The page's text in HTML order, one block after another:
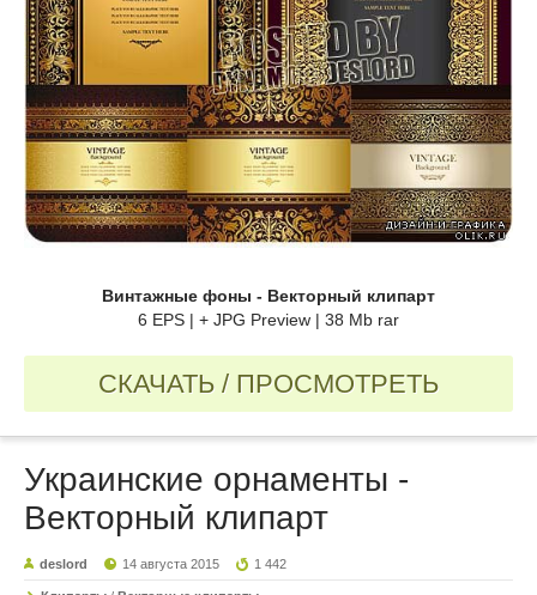
Винтажные фоны - Векторный клипарт
6 EPS | + JPG Preview | 38 Mb rar
СКАЧАТЬ / ПРОСМОТРЕТЬ
Украинские орнаменты -
Векторный клипарт
deslord 14 августа 2015 1 442